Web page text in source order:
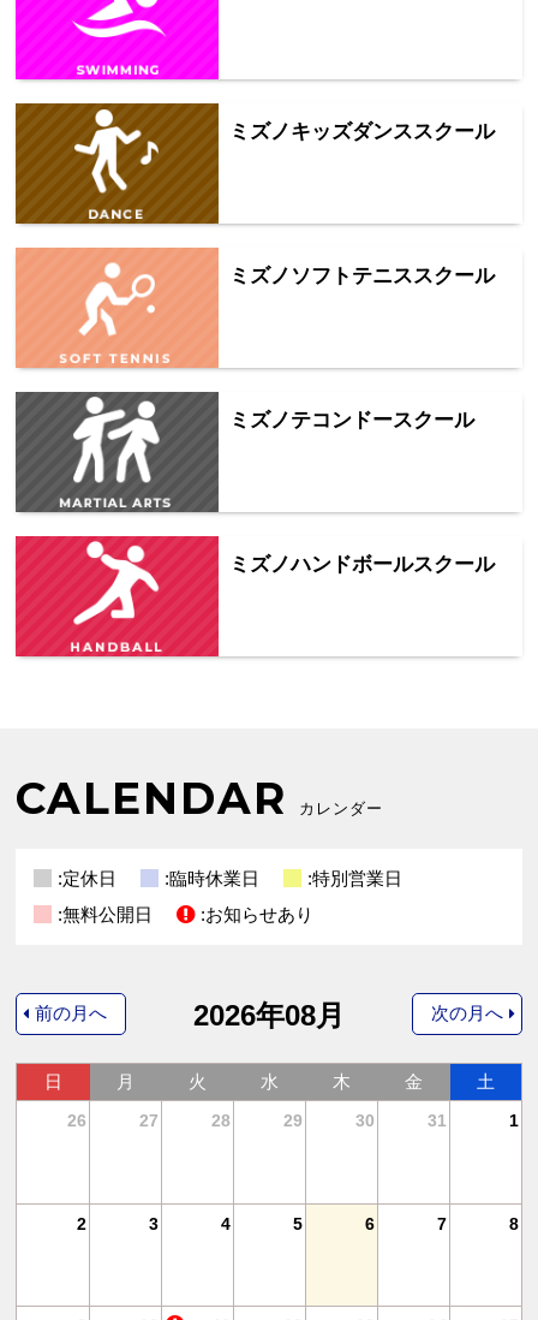
ミズノキッズダンススクール
ミズノソフトテニススクール
ミズノテコンドースクール
ミズノハンドボールスクール
CALENDAR カレンダー
:定休日 :臨時休業日
:特別営業日
:無料公開日
:お知らせあり
前の月へ 2026年08月
日 月 火 水 木 金 土
26 27 28 29 30 31 1
2 3 4 5 6 7 8
次の月へ